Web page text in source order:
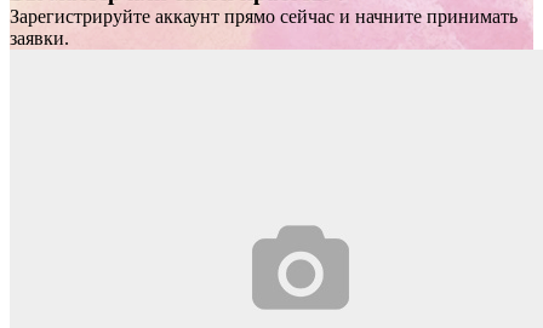
Зарегистрируйте аккаунт прямо сейчас и начните принимать
заявки.